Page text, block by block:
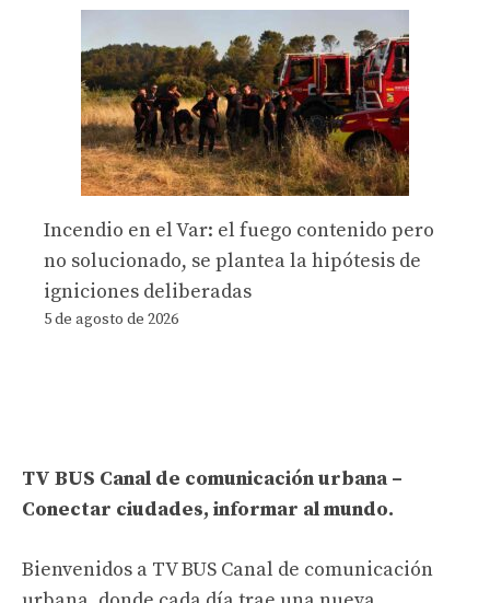
Incendio en el Var: el fuego contenido pero
no solucionado, se plantea la hipótesis de
igniciones deliberadas
5 de agosto de 2026
TV BUS Canal de comunicación urbana –
Conectar ciudades, informar al mundo.
Bienvenidos a TV BUS Canal de comunicación